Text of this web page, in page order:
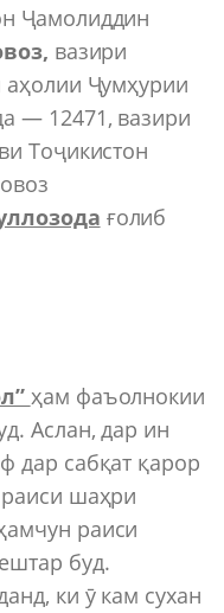
Ҷамолиддин
вазири
Ҷумҳурии
— 12471, вазири
Тоҷикистон
ғолиб
ҳам фаъолнокии
Аслан, дар ин
дар сабқат қарор
шаҳри
раиси
буд.
ки ӯ кам сухан